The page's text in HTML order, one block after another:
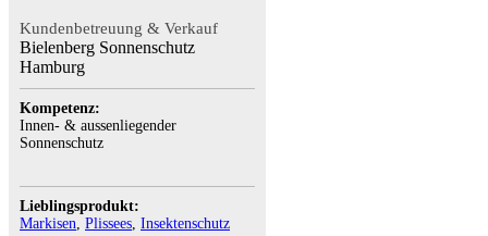
Kundenbetreuung & Verkauf
Bielenberg Sonnenschutz
Hamburg
Kompetenz:
Innen- & aussenliegender
Sonnenschutz
Lieblingsprodukt:
Markisen Plissees Insektenschutz